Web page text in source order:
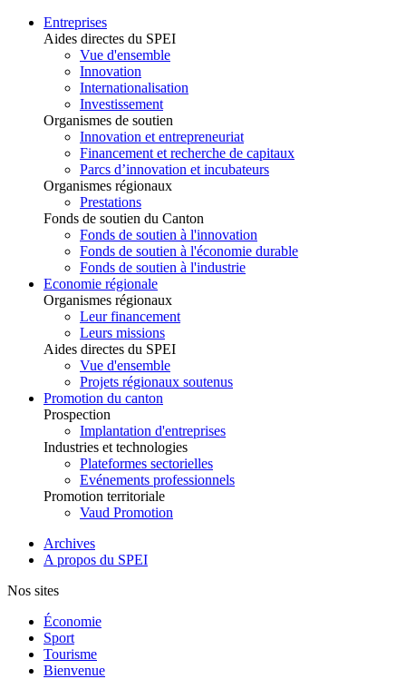
Entreprises
Aides directes du SPEI
Vue d'ensemble
Innovation
Internationalisation
Investissement
Organismes de soutien
Innovation et entrepreneuriat
Financement et recherche de capitaux
Parcs d’innovation et incubateurs
Organismes régionaux
Prestations
Fonds de soutien du Canton
Fonds de soutien à l'innovation
Fonds de soutien à l'économie durable
Fonds de soutien à l'industrie
Economie régionale
Organismes régionaux
Leur financement
Leurs missions
Aides directes du SPEI
Vue d'ensemble
Projets régionaux soutenus
Promotion du canton
Prospection
Implantation d'entreprises
Industries et technologies
Plateformes sectorielles
Evénements professionnels
Promotion territoriale
Vaud Promotion
Archives
A propos du SPEI
Nos sites
Économie
Sport
Tourisme
Bienvenue